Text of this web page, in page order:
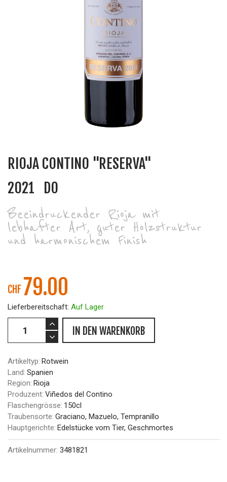
RIOJA CONTINO "RESERVA"
2021
DO
Beeindruckender Rioja mit
lebhafter Art, guter Holzstruktur
und harmonischem Finish
CHF 79.00
Lieferbereitschaft: Auf Lager
IN DEN WARENKORB
Artikeltyp: Rotwein
Land: Spanien
Region: Rioja
Produzent: Viñedos del Contino
Flaschengrösse: 150cl
Traubensorte: Graciano, Mazuelo, Tempranillo
Hauptgerichte: Edelstücke vom Tier, Geschmortes
Artikelnummer: 3481821